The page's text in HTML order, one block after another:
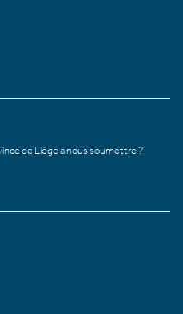
de Liège à nous soumettre ?